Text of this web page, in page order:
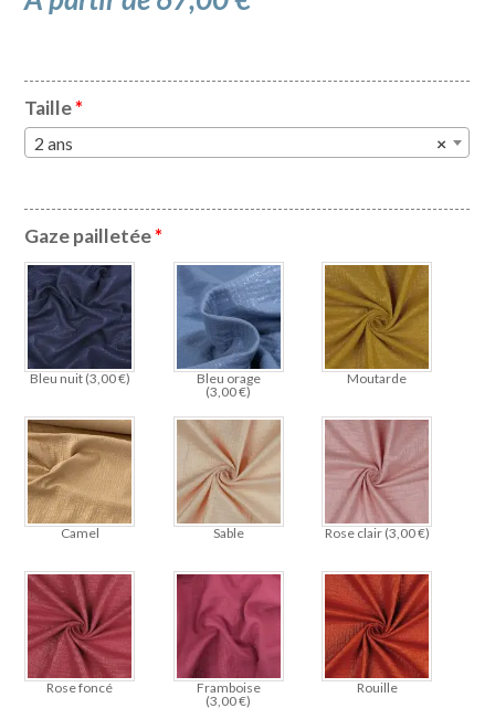
Taille*
×
2 ans
Gaze pailletée*
Bleu nuit (3,00€)
Bleu orage
(3,00€)
Moutarde
Camel Sable Rose clair (3,00€)
Rose foncé
Framboise
(3,00€)
Rouille